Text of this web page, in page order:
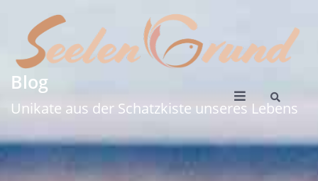
Blog
Unikate aus der Schatzkiste unseres Lebens